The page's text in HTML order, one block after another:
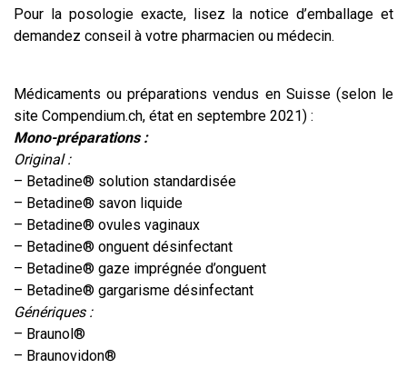
Pour la posologie exacte, lisez la notice d’emballage et
demandez conseil à votre pharmacien ou médecin.
Médicaments ou préparations vendus en Suisse (selon le
site Compendium.ch, état en septembre 2021) :
Mono-préparations :
Original :
– Betadine® solution standardisée
– Betadine® savon liquide
– Betadine® ovules vaginaux
– Betadine® onguent désinfectant
– Betadine® gaze imprégnée d’onguent
– Betadine® gargarisme désinfectant
Génériques :
– Braunol®
– Braunovidon®